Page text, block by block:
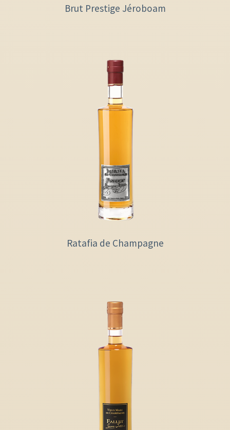
Brut Prestige Jéroboam
Ratafia de Champagne